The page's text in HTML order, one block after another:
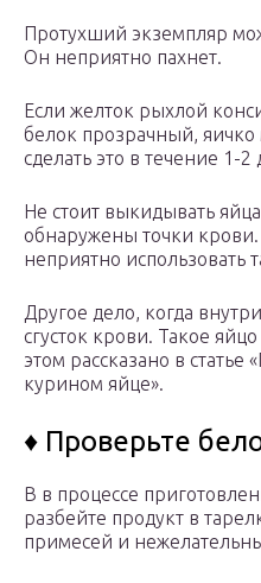
Протухший экземпляр
Он неприятно пахнет.
Если желток рыхлой
белок прозрачный,
сделать это в течение 1-2
Не стоит выкидывать
обнаружены точки крови.
неприятно использовать
Другое дело, когда
сгусток крови. Такое
этом рассказано в статье
курином яйце».
♦ Проверьте
В в процессе
разбейте продукт в
примесей и